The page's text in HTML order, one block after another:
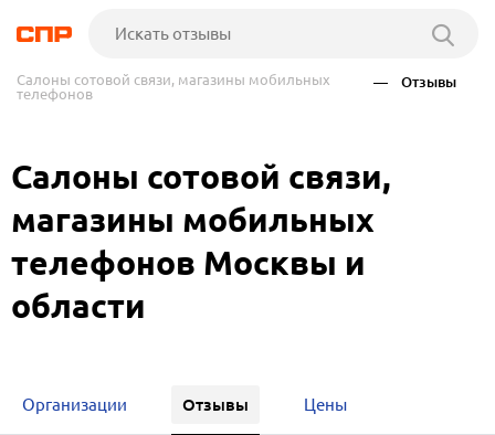
Салоны сотовой связи, магазины мобильных
телефонов
— Отзывы
Салоны сотовой связи,
магазины мобильных
телефонов Москвы и
области
Организации Отзывы Цены